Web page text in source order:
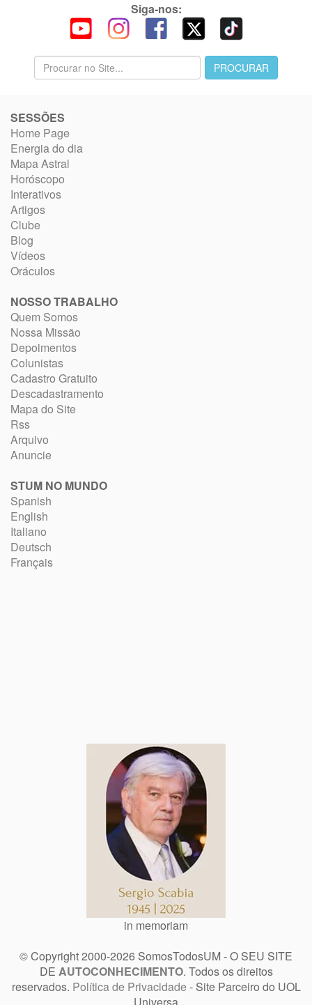
Siga-nos:
SESSÕES
Home Page
Energia do dia
Mapa Astral
Horóscopo
Interativos
Artigos
Clube
Blog
Vídeos
Oráculos
NOSSO TRABALHO
Quem Somos
Nossa Missão
Depoimentos
Colunistas
Cadastro Gratuito
Descadastramento
Mapa do Site
Rss
Arquivo
Anuncie
STUM NO MUNDO
Spanish
English
Italiano
Deutsch
Français
in memoriam
© Copyright 2000-2026 SomosTodosUM - O SEU SITE
DE AUTOCONHECIMENTO. Todos os direitos
reservados. Política de Privacidade - Site Parceiro do UOL